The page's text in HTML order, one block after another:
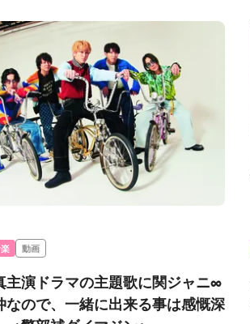
動画
主演ドラマの主題歌に関ジャニ∞
なので、一緒に出来る事は感慨深